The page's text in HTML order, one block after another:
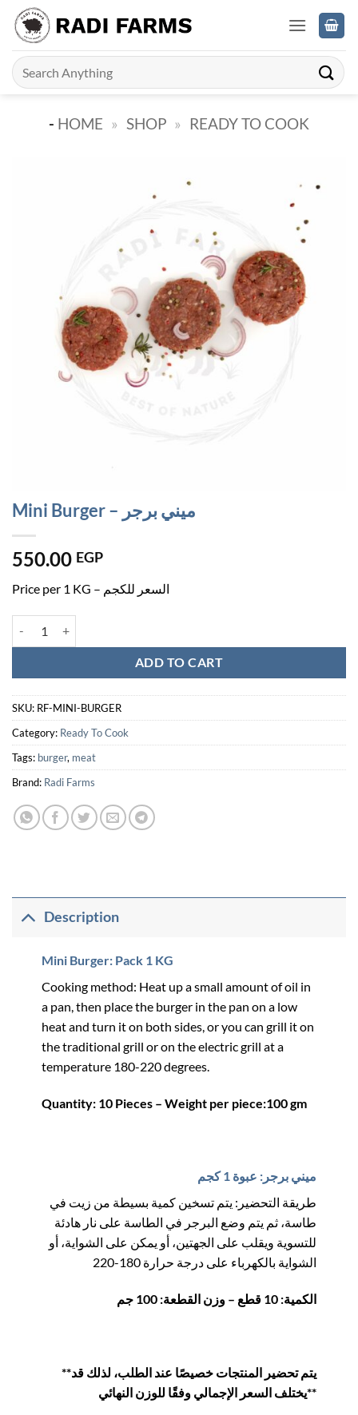
Skip
content
Search
for:
- HOME » SHOP » READY TO COOK
Mini Burger – ميني برجر
550.00 EGP
Price per 1 KG – السعر للكجم
ADD TO CART
SKU: RF-MINI-BURGER
Category: Ready To Cook
Tags: burger, meat
Brand: Radi Farms
Description
Mini Burger: Pack 1 KG
Cooking method: Heat up a small amount of oil in
a pan, then place the burger in the pan on a low
heat and turn it on both sides, or you can grill it on
the traditional grill or on the electric grill at a
temperature 180-220 degrees.
Quantity: 10 Pieces – Weight per piece:100 gm
ميني برجر: عبوة 1 كجم
طريقة التحضير: يتم تسخين كمية بسيطة من زيت في
طاسة، ثم يتم وضع البرجر في الطاسة على نار هادئة
للتسوية ويقلب على الجهتين، أو يمكن على الشواية، أو
الشواية بالكهرباء على درجة حرارة 180-220
الكمية: 10 قطع – وزن القطعة: 100 جم
**يتم تحضير المنتجات خصيصًا عند الطلب، لذلك قد
يختلف السعر الإجمالي وفقًا للوزن النهائي**